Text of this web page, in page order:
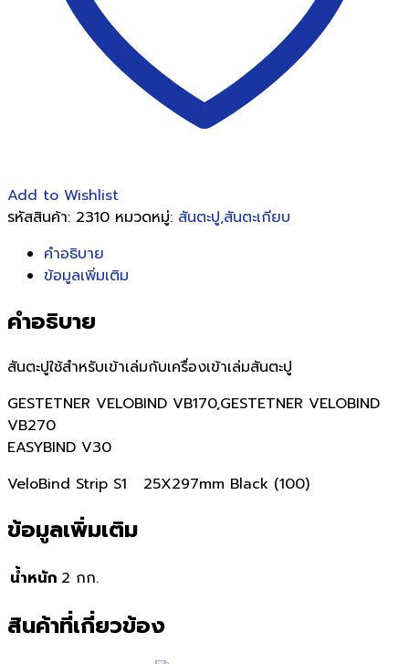
Add to Wishlist
รหัสสินค้า: 2310 หมวดหมู่: สันตะปู,สันตะเกียบ
คำอธิบาย
ข้อมูลเพิ่มเติม
คำอธิบาย
สันตะปูใช้สำหรับเข้าเล่มกับเครื่องเข้าเล่มสันตะปู
GESTETNER VELOBIND VB170,GESTETNER VELOBIND
VB270
EASYBIND V30
VeloBind Strip S1 25X297mm Black (100)
ข้อมูลเพิ่มเติม
น้ำหนัก 2 กก.
สินค้าที่เกี่ยวข้อง